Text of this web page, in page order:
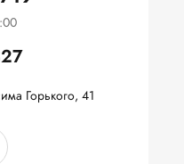
Горького, 41